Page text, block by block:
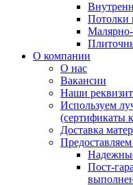
Потолки
О компании
О нас
Вакансии
Наши
Используем
(сертификаты
Доставка
Пост-